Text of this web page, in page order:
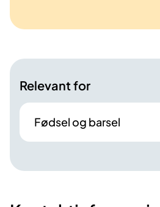
Relevant for
Fødsel og barsel